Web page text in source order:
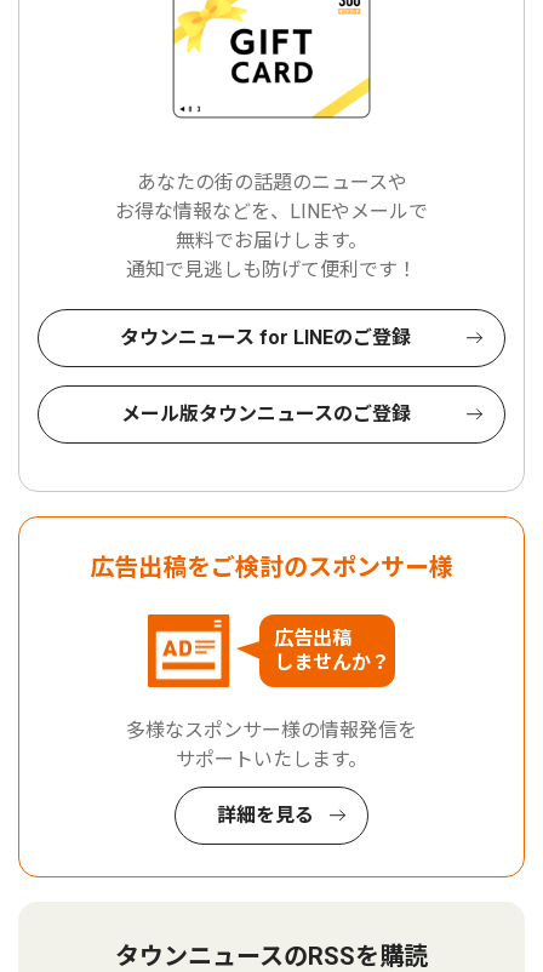
あなたの街の話題のニュースや
お得な情報などを、LINEやメールで
無料でお届けします。
通知で見逃しも防げて便利です！
タウンニュース for LINEのご登録
メール版タウンニュースのご登録
広告出稿をご検討のスポンサー様
広告出稿
しませんか？
多様なスポンサー様の情報発信を
サポートいたします。
詳細を見る
タウンニュースのRSSを購読